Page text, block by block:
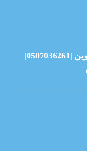
شركة تعقيم منازل في ام القيوين |0507036261|